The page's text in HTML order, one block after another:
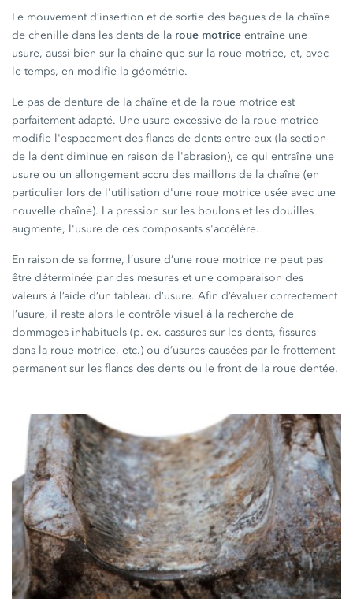
Le mouvement d’insertion et de sortie des bagues de la chaîne
de chenille dans les dents de la roue motrice entraîne une
usure, aussi bien sur la chaîne que sur la roue motrice, et, avec
le temps, en modifie la géométrie.
Le pas de denture de la chaîne et de la roue motrice est
parfaitement adapté. Une usure excessive de la roue motrice
modifie l'espacement des flancs de dents entre eux (la section
de la dent diminue en raison de l'abrasion), ce qui entraîne une
usure ou un allongement accru des maillons de la chaîne (en
particulier lors de l'utilisation d'une roue motrice usée avec une
nouvelle chaîne). La pression sur les boulons et les douilles
augmente, l'usure de ces composants s'accélère.
En raison de sa forme, l’usure d’une roue motrice ne peut pas
être déterminée par des mesures et une comparaison des
valeurs à l’aide d’un tableau d’usure. Afin d’évaluer correctement
l’usure, il reste alors le contrôle visuel à la recherche de
dommages inhabituels (p. ex. cassures sur les dents, fissures
dans la roue motrice, etc.) ou d’usures causées par le frottement
permanent sur les flancs des dents ou le front de la roue dentée.